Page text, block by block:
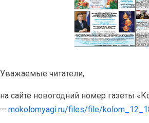
Уважаемые читатели,
на сайте новогодний номер газеты
— mokolomyagi.ru/files/file/